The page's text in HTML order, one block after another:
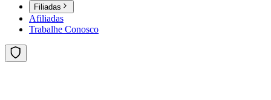
Filiadas
Afiliadas
Trabalhe Conosco